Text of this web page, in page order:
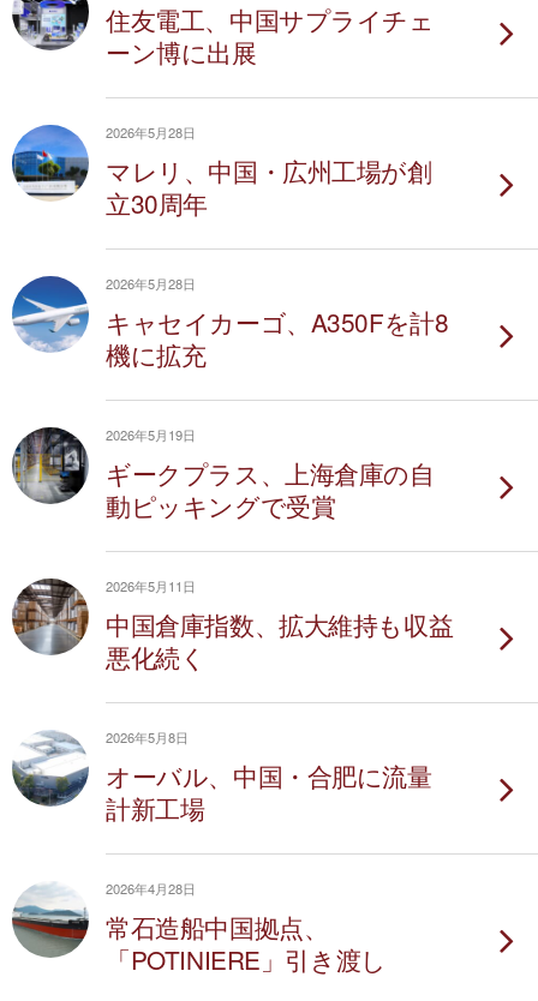
住友電工、中国サプライチェ
ーン博に出展
2026年5月28日
マレリ、中国・広州工場が創
立30周年
2026年5月28日
キャセイカーゴ、A350Fを計8
機に拡充
2026年5月19日
ギークプラス、上海倉庫の自
動ピッキングで受賞
2026年5月11日
中国倉庫指数、拡大維持も収益
悪化続く
2026年5月8日
オーバル、中国・合肥に流量
計新工場
2026年4月28日
常石造船中国拠点、
「POTINIERE」引き渡し